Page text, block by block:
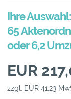
Ihre
65
oder 6,2
EUR
zzgl. EUR 41,23